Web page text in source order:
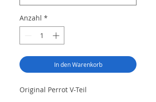
Anzahl *
In den Warenkorb
Original Perrot V-Teil